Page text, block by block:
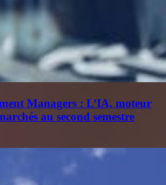
Managers : L’IA, moteur
au second semestre